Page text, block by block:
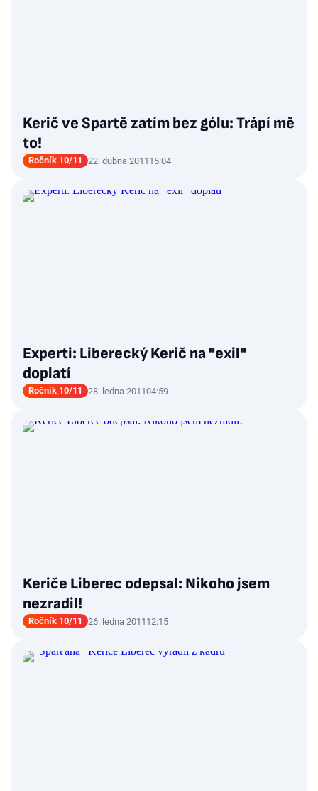
Kerič ve Spartě zatím bez gólu: Trápí mě
to!
Ročník 10/11 22. dubna 2011 15:04
Experti: Liberecký Kerič na "exil"
doplatí
Ročník 10/11 28. ledna 201104:59
Keriče Liberec odepsal: Nikoho jsem
nezradil!
Ročník 10/11 26. ledna 2011 12:15